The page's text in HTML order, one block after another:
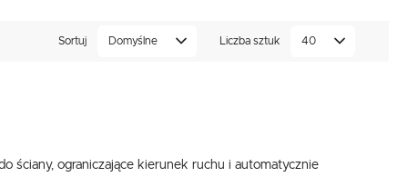
Sortuj Domyślne Liczba sztuk 40
ściany, ograniczające kierunek ruchu i automatycznie